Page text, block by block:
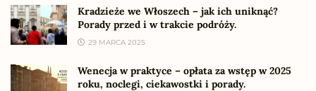
Kradzieże we Włoszech – jak ich uniknąć?
Porady przed i w trakcie podróży.
29 MARCA 2025
Wenecja w praktyce – opłata za wstęp w 2025
roku, noclegi, ciekawostki i porady.